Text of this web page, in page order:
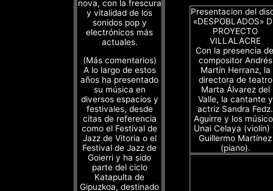
nova, con la frescura
y vitalidad de los
sonidos pop y
electrónicos más
actuales.
(Más comentarios)
A lo largo de estos
años ha presentado
su música en
diversos espacios y
festivales, desde
citas de referencia
como el Festival de
Jazz de Vitoria o el
Festival de Jazz de
Goierri y ha sido
parte del ciclo
Katapulta de
Gipuzkoa, destinado
Presentacion del
«DESPOBLADOS»
PROYECTO
VILLALACRE
Con la presencia
compositor Andrés
Martín Herranz, la
directora de teatro
Marta Álvarez del
Valle, la cantante y
actriz Sandra Fedz.
Aguirre y los
Unai Celaya (violín)
Guillermo Martínez
(piano).